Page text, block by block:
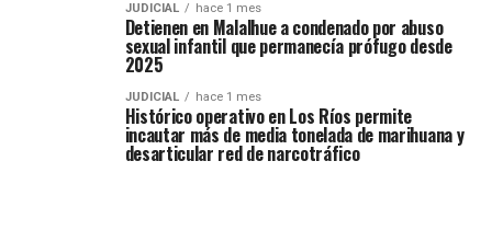
JUDICIAL hace 1 mes
Detienen en Malalhue a condenado por abuso
sexual infantil que permanecía prófugo desde
2025
JUDICIAL hace 1 mes
Histórico operativo en Los Ríos permite
incautar más de media tonelada de marihuana y
desarticular red de narcotráfico